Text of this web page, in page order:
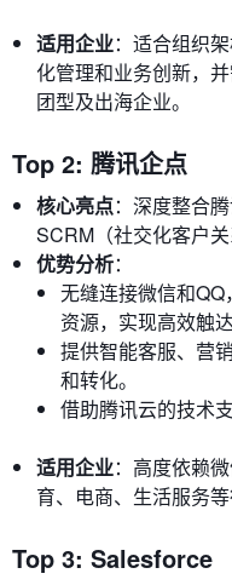
适用企业：适合组织
化管理和业务创新，
团型及出海企业。
Top 2: 腾讯企点
核心亮点：深度整合
SCRM（社交化客户
优势分析：
无缝连接微信和
资源，实现高效触达
提供智能客服、营
和转化。
借助腾讯云的技术
适用企业：高度依赖
育、电商、生活服务等
Top 3: Salesforce